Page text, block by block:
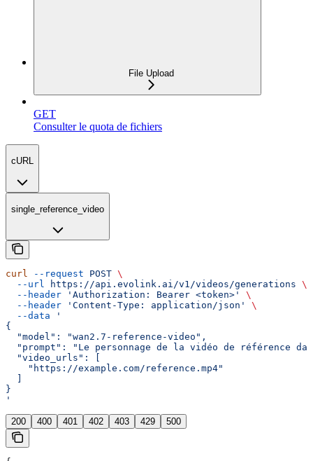
File Upload
GET
Consulter le quota de fichiers
cURL
single_reference_video
curl --request POST \
  --url
https://api.evolink.ai/v1/videos/generations \
  --header
'Authorization: Bearer <token>'
\
  --header
'Content-Type: application/json'
\
  --data
'
{
  "model": "wan2.7-reference-video",
"prompt": "Le personnage de la vidéo de référence
  "video_urls": [
    "https://example.com/reference.mp4"
}
'
200 400 401 402 403 429 500